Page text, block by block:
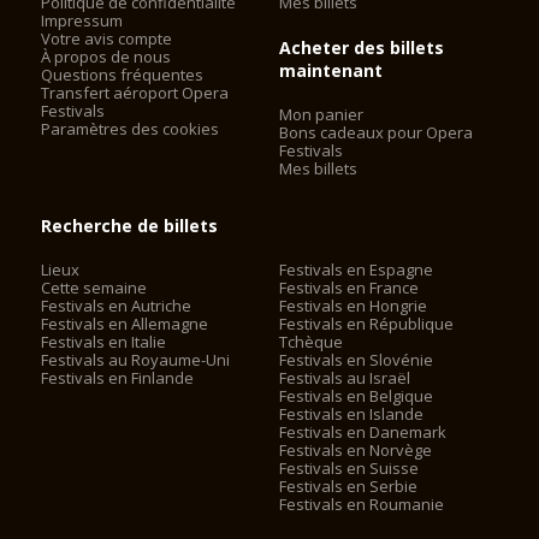
Parking - Accès en voiture et parking à côté de l'Arena
De l'autoroute A4 ou A22 obtenir la sortie Verona Sud.
Suivez le signal "Tutte le direzioni" (toutes les directions), puis
Via M.Bentegodi, 8 - Vérone - 37122
Parking Arsenale
Piazza Arsenale, 8 - Vérone - 37126
Parking Isolo
Via Ponte Pignolo, 6 / c - Vérone - 37129
Parking Polo Zanotto
Viale Università, 4 - Vérone - 37129
Toutes les réponses aux questions les plus fréquentes de
ceux qui planifient une visite au Festival d'Opéra des Arènes
Impressum
Votre avis compte
À propos de nous
Questions fréquentes
Transfert aéroport Opera
Festivals
Paramètres des cookies
Acheter des billets
maintenant
Mon panier
Bons cadeaux pour Opera
Festivals
Mes billets
Recherche de billets
Lieux
Cette semaine
Festivals en Autriche
Festivals en Allemagne
Festivals en Italie
Festivals au Royaume-Uni
Festivals en Finlande
Festivals en Espagne
Festivals en France
Festivals en Hongrie
Festivals en République
Tchèque
Festivals en Slovénie
Festivals au Israël
Festivals en Belgique
Festivals en Islande
Festivals en Danemark
Festivals en Norvège
Festivals en Suisse
Festivals en Serbie
Festivals en Roumanie